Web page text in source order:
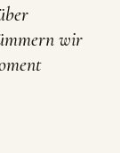
wir